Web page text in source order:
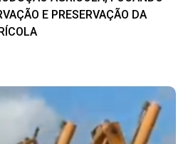
E PRESERVAÇÃO DA